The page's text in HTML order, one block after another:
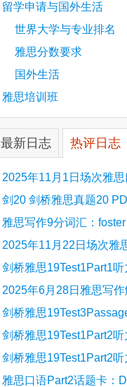
留学申请与国外生活
世界大学与专业排名
雅思分数要求
国外生活
雅思培训班
最新日志 热评日志
2025年11月1日场次雅
剑20 剑桥雅思真题20
雅思写作9分词汇：foster
2025年11月22日场次雅
剑桥雅思19Test1Part1
Hinchingbrooke Country
2025年6月28日雅思写
旅游业 手把手带你写高
剑桥雅思
Is the era of artificial
upon us 人工智能语言翻
剑桥雅思19Test1Part2
Stanthorpe Twinning
剑桥雅思19Test1Part2
Stanthorpe Twinning
雅思口语Part2话题卡：